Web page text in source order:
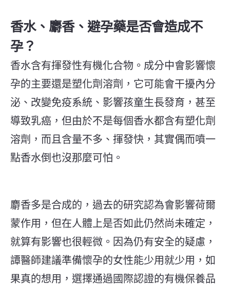
香水、麝香、避孕藥是否會造成不
孕？
香水含有揮發性有機化合物。成分中會影響懷
孕的主要還是塑化劑溶劑，它可能會干擾內分
泌、改變免疫系統、影響孩童生長發育，甚至
導致乳癌，但由於不是每個香水都含有塑化劑
溶劑，而且含量不多、揮發快，其實偶而噴一
點香水倒也沒那麼可怕。
麝香多是合成的，過去的研究認為會影響荷爾
蒙作用，但在人體上是否如此仍然尚未確定，
就算有影響也很輕微。因為仍有安全的疑慮，
譚醫師建議準備懷孕的女性能少用就少用，如
果真的想用，選擇通過國際認證的有機保養品